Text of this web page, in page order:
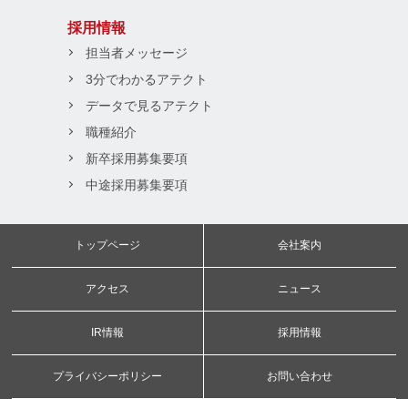
採用情報
担当者メッセージ
3分でわかるアテクト
データで見るアテクト
職種紹介
新卒採用募集要項
中途採用募集要項
トップページ 会社案内
アクセス ニュース
IR情報 採用情報
プライバシーポリシー お問い合わせ